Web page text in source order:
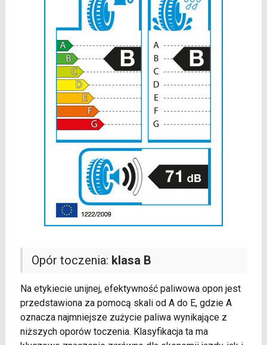
Opór toczenia: klasa B
Na etykiecie unijnej, efektywność paliwowa opon jest
przedstawiona za pomocą skali od A do E, gdzie A
oznacza najmniejsze zużycie paliwa wynikające z
niższych oporów toczenia. Klasyfikacja ta ma